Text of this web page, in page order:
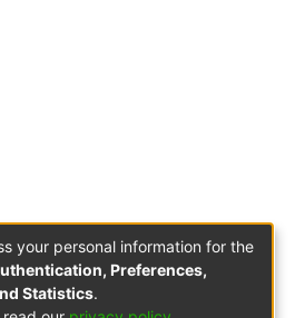
your personal information for the
Preferences,
Statistics.